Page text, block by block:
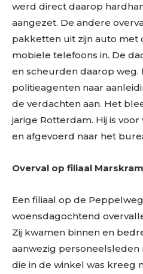
werd direct daarop
aangezet. De andere
pakketten uit zijn auto met
mobiele telefoons in. De
en scheurden daarop
politieagenten naar
de verdachten aan. Het
jarige Rotterdam. Hij is
en afgevoerd naar het
Overval op filiaal
Een filiaal op de
woensdagochtend
Zij kwamen binnen en
aanwezig personeelsleden
die in de winkel was kreeg